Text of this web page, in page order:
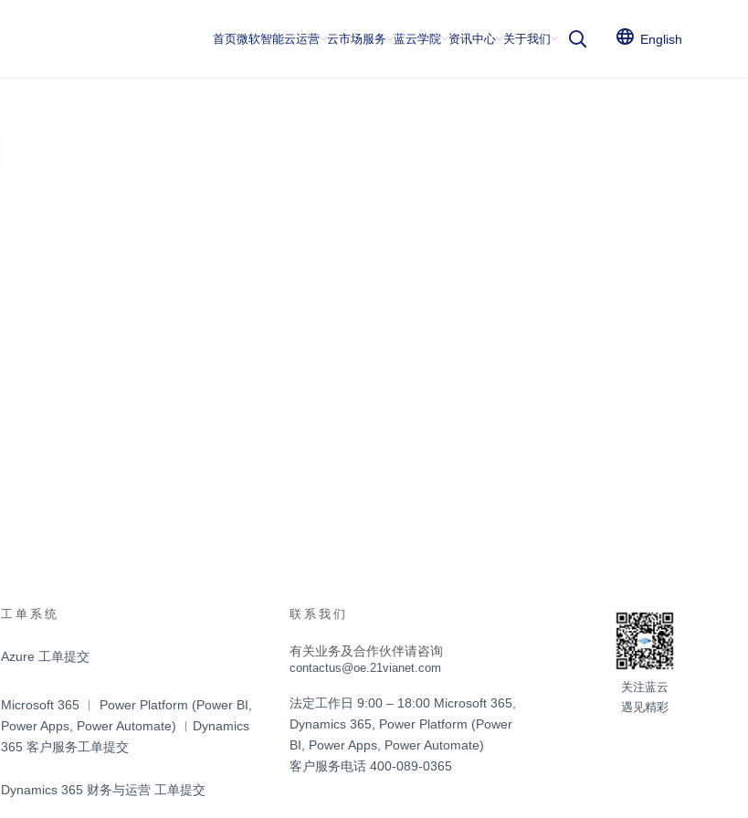
首页微软智能云运营 云市场服务 蓝云学院 资讯中心 关于我们 English
工单系统
Azure 工单提交
Microsoft 365 ︱ Power Platform (Power BI,
Power Apps, Power Automate) ︱Dynamics
365 客户服务工单提交
Dynamics 365 财务与运营 工单提交
联系我们
有关业务及合作伙伴请咨询
contactus@oe.21vianet.com
法定工作日 9:00 – 18:00 Microsoft 365,
Dynamics 365, Power Platform (Power
BI, Power Apps, Power Automate)
客户服务电话 400-089-0365
关注蓝云
遇见精彩